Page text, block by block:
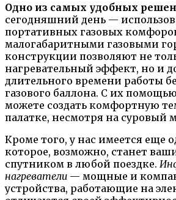
Одно из самых удобных
сегодняшний день —
портативных газовых
малогабаритными газовыми
конструкции позволяют не
нагревательный эффект, но и
длительного времени работы
газового баллона. С их
можете создать комфортную
палатке, несмотря на суровый
Кроме того, у нас имеется еще
которое, возможно, станет
спутником в любой поездке.
нагреватели — мощные и
устройства, работающие на